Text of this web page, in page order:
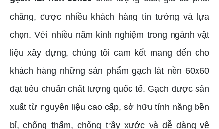
chăng, được nhiều khách hàng tin tưởng và lựa
chọn. Với nhiều năm kinh nghiệm trong ngành vật
liệu xây dựng, chúng tôi cam kết mang đến cho
khách hàng những sản phẩm gạch lát nền 60x60
đạt tiêu chuẩn chất lượng quốc tế. Gạch được sản
xuất từ nguyên liệu cao cấp, sở hữu tính năng bền
bỉ, chống thấm, chống trầy xước và dễ dàng vệ